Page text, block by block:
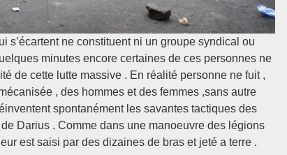
s’écartent ne constituent ni un groupe syndical ou
minutes encore certaines de ces personnes ne
de cette lutte massive . En réalité personne ne fuit ,
, des hommes et des femmes ,sans autre
spontanément les savantes tactiques des
Darius . Comme dans une manoeuvre des légions
est saisi par des dizaines de bras et jeté a terre .